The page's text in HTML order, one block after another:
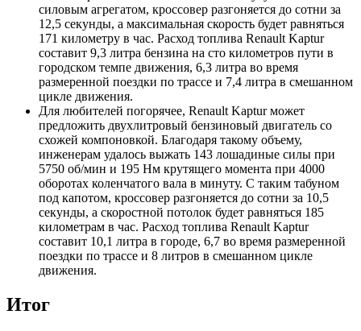
силовым агрегатом, кроссовер разгоняется до сотни за
12,5 секунды, а максимальная скорость будет равняться
171 километру в час. Расход топлива Renault Kaptur
составит 9,3 литра бензина на сто километров пути в
городском темпе движения, 6,3 литра во время
размеренной поездки по трассе и 7,4 литра в смешанном
цикле движения.
Для любителей погорячее, Renault Kaptur может
предложить двухлитровый бензиновый двигатель со
схожей компоновкой. Благодаря такому объему,
инженерам удалось выжать 143 лошадиные силы при
5750 об/мин и 195 Нм крутящего момента при 4000
оборотах коленчатого вала в минуту. С таким табуном
под капотом, кроссовер разгоняется до сотни за 10,5
секунды, а скоростной потолок будет равняться 185
километрам в час. Расход топлива Renault Kaptur
составит 10,1 литра в городе, 6,7 во время размеренной
поездки по трассе и 8 литров в смешанном цикле
движения.
Итог